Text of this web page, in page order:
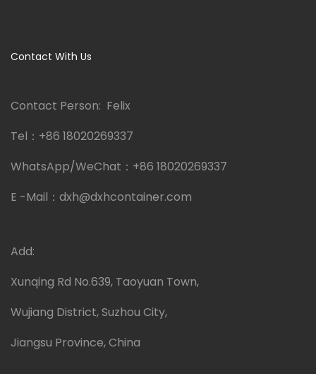
Contact With Us
Contact Person: Felix
Tel： +86 18020269337
WhatsApp/WeChat： +86 18020269337
E -Mail： dxh@dxhcontainer.com
Add:
Xunqing Rd No.639, Taoyuan Town,
Wujiang District, Suzhou City,
Jiangsu Province, China